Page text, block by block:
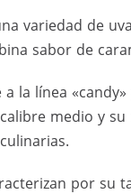
variedad de
sabor de
a la línea
medio y
por